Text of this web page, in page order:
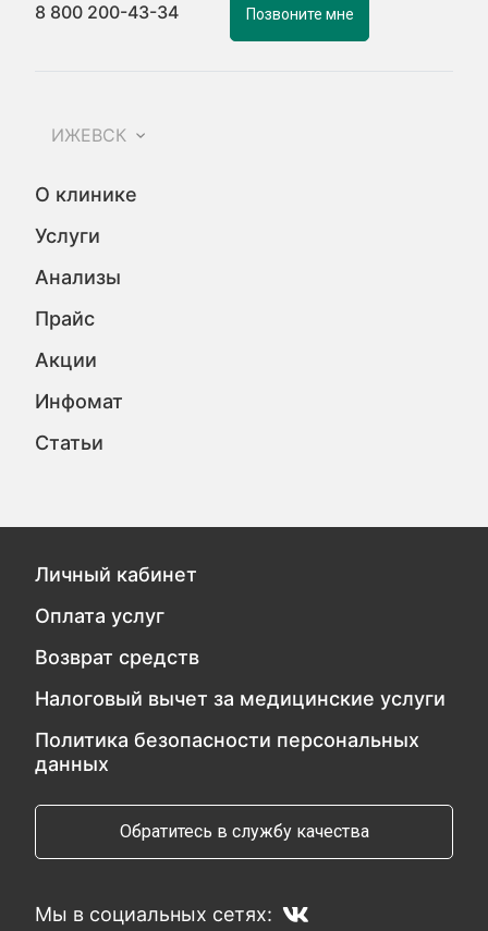
8 800 200-43-34 Позвоните мне
ИЖЕВСК
О клинике
Услуги
Анализы
Прайс
Акции
Инфомат
Статьи
Личный кабинет
Оплата услуг
Возврат средств
Налоговый вычет за медицинские услуги
Политика безопасности персональных
данных
Обратитесь в службу качества
Мы в социальных сетях: